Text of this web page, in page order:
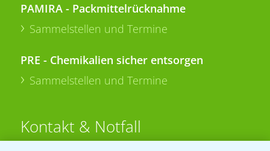
PAMIRA - Packmittelrücknahme
Sammelstellen und Termine
PRE - Chemikalien sicher entsorgen
Sammelstellen und Termine
Kontakt & Notfall